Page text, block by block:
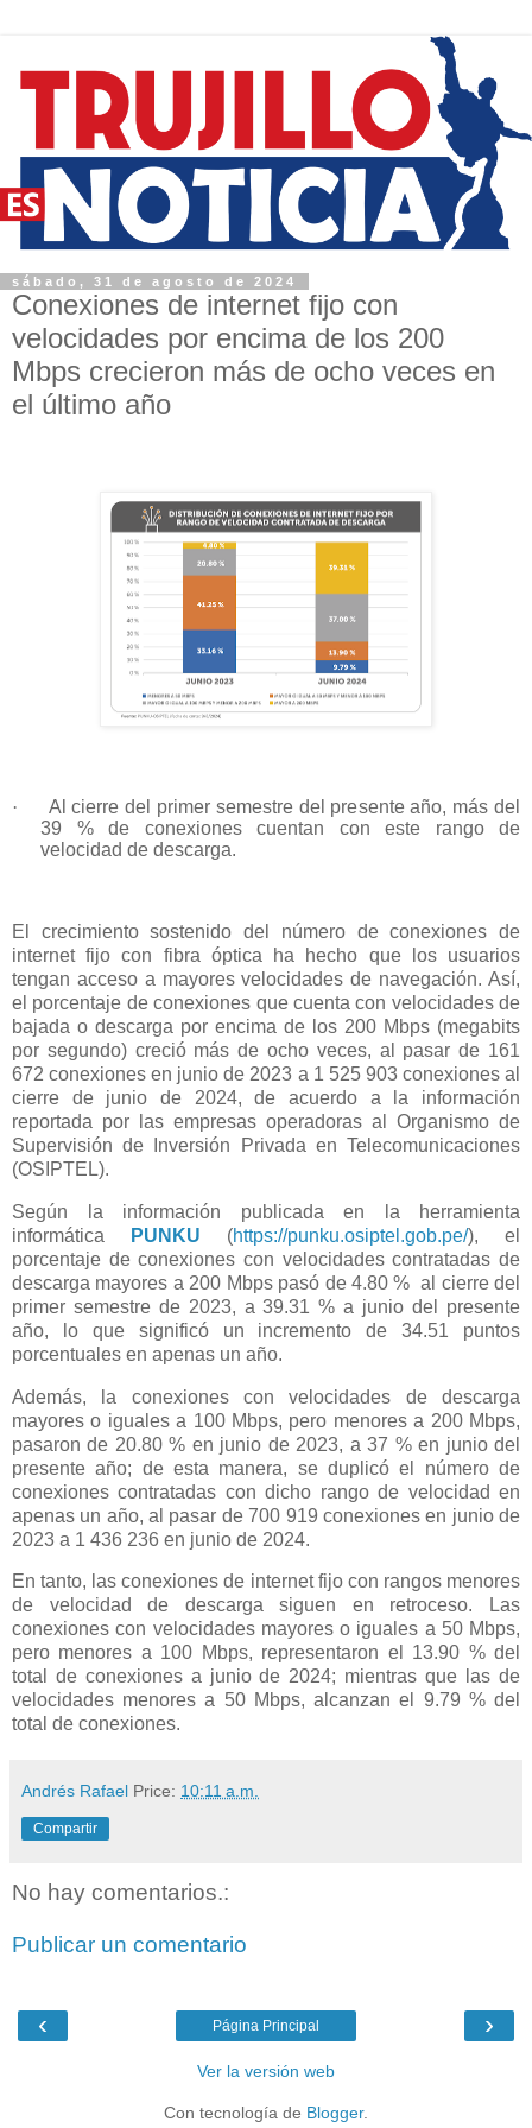
sábado, 31 de agosto de 2024
Conexiones de internet fijo con
velocidades por encima de los 200
Mbps crecieron más de ocho veces en
el último año
·
Al cierre del primer semestre del presente año, más del
39 % de conexiones cuentan con este rango de
velocidad de descarga.
El crecimiento sostenido del número de conexiones de
internet fijo con fibra óptica ha hecho que los usuarios
tengan acceso a mayores velocidades de navegación. Así,
el porcentaje de conexiones que cuenta con velocidades de
bajada o descarga por encima de los 200 Mbps (megabits
por segundo) creció más de ocho veces, al pasar de 161
672 conexiones en junio de 2023 a 1 525 903 conexiones al
cierre de junio de 2024, de acuerdo a la información
reportada por las empresas operadoras al Organismo de
Supervisión de Inversión Privada en Telecomunicaciones
(OSIPTEL).
Según la información publicada en la herramienta
informática
PUNKU (https://punku.osiptel.gob.pe/), el
porcentaje de conexiones con velocidades contratadas de
descarga mayores a 200 Mbps pasó de 4.80 % al cierre del
primer semestre de 2023, a 39.31 % a junio del presente
año, lo que significó un incremento de 34.51 puntos
porcentuales en apenas un año.
Además, la conexiones con velocidades de descarga
mayores o iguales a 100 Mbps, pero menores a 200 Mbps,
pasaron de 20.80 % en junio de 2023, a 37 % en junio del
presente año; de esta manera, se duplicó el número de
conexiones contratadas con dicho rango de velocidad en
apenas un año, al pasar de 700 919 conexiones en junio de
2023 a 1 436 236 en junio de 2024.
En tanto, las conexiones de internet fijo con rangos menores
de velocidad de descarga siguen en retroceso. Las
conexiones con velocidades mayores o iguales a 50 Mbps,
pero menores a 100 Mbps, representaron el 13.90 % del
total de conexiones a junio de 2024; mientras que las de
velocidades menores a 50 Mbps, alcanzan el 9.79 % del
total de conexiones.
Andrés Rafael Price: 10:11 a.m.
Compartir
No hay comentarios.:
Publicar un comentario
‹ ›
Página Principal
Ver la versión web
Con tecnología de Blogger.